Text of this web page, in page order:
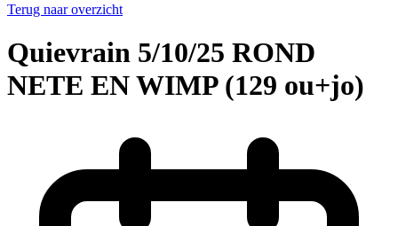
Terug naar overzicht
Quievrain 5/10/25 ROND
NETE EN WIMP (129 ou+jo)